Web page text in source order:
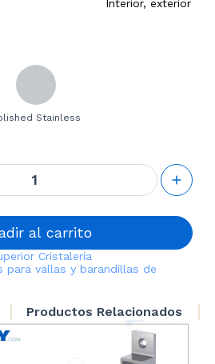
Interior, exterior
Stainless
al carrito
Cristalería
para vallas y barandillas de
Productos Relacionados